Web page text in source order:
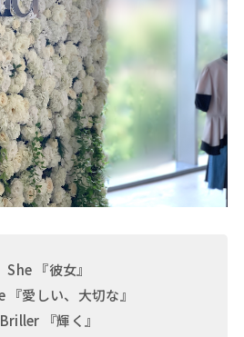
She 『彼女』
『愛しい、大切な』
Briller 『輝く』